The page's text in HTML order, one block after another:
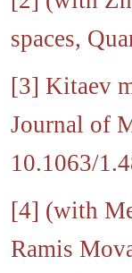
spaces,
[3] Kitaev
Journal of
10.1063/
[4] (with
Ramis